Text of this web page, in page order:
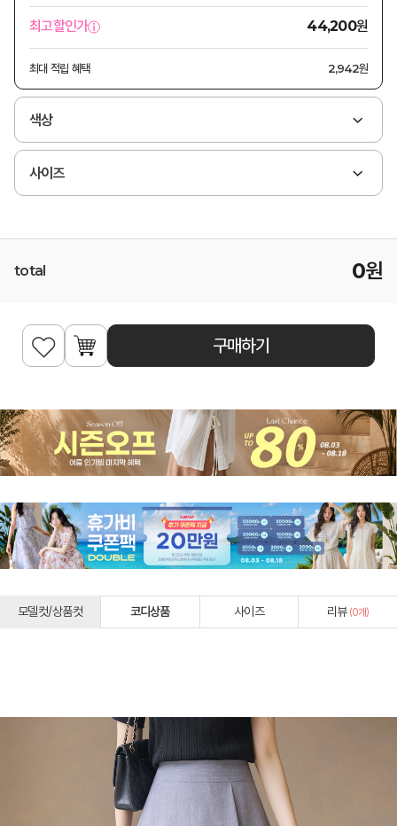
최고할인가 44,200원
최대 적립 혜택 2,942원
색상
사이즈
total 0원
구매하기
모델컷/상품컷 코디상품 사이즈 리뷰 (0개)